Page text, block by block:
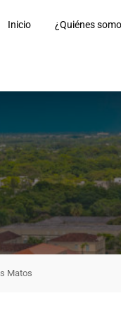
Inicio ¿Quiénes
Matos